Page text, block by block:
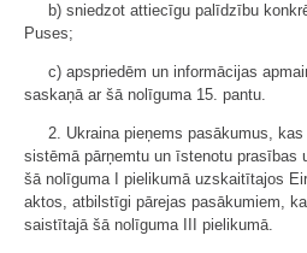
b) sniedzot attiecīgu palīdzību
Puses;
c) apspriedēm un informācijas
saskaņā ar šā nolīguma 15. pantu.
2. Ukraina pieņems pasākumus,
sistēmā pārņemtu un īstenotu prasības
šā nolīguma I pielikumā uzskaitītajos
aktos, atbilstīgi pārejas pasākumiem,
saistītajā šā nolīguma III pielikumā.